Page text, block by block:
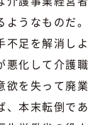
うなものだ。
不足を解消しよ
悪化して介護職
欲を失って廃業
、本末転倒であ